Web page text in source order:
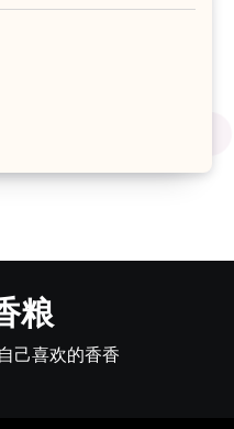
粮
己喜欢的香香